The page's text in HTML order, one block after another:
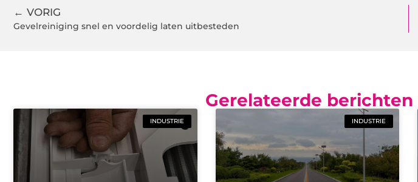
← VORIG
Gevelreiniging snel en voordelig laten uitbesteden
Gerelateerde berichten
INDUSTRIE INDUSTRIE